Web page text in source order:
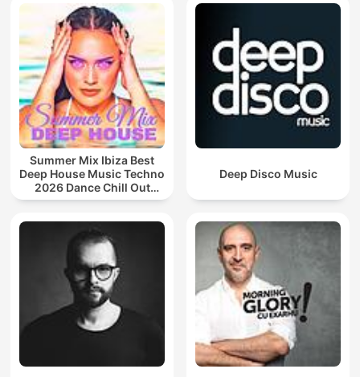
Summer Mix Ibiza Best
Deep House Music Techno
2026 Dance Chill Out
Lounge Podcast
Deep Disco Music